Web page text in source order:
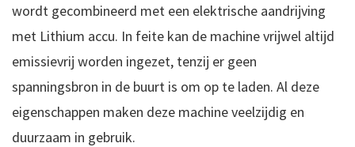
wordt gecombineerd met een elektrische aandrijving
met Lithium accu. In feite kan de machine vrijwel altijd
emissievrij worden ingezet, tenzij er geen
spanningsbron in de buurt is om op te laden. Al deze
eigenschappen maken deze machine veelzijdig en
duurzaam in gebruik.